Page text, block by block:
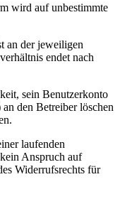
wird auf unbestimmte
an der jeweiligen
endet nach
sein Benutzerkonto
den Betreiber löschen
laufenden
Anspruch auf
Widerrufsrechts für